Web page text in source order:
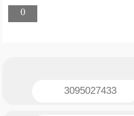
0
3095027433